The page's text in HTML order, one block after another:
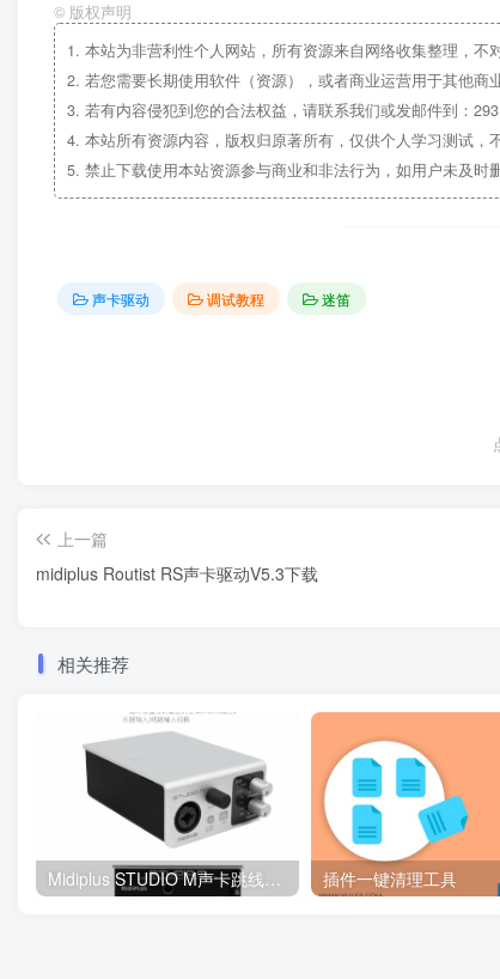
© 版权声明
1. 本站为非营利性个人网站，所有资源来自网络收集整理，不
2. 若您需要长期使用软件（资源），或者商业运营用于其他商
3. 若有内容侵犯到您的合法权益，请联系我们或发邮件到：
4. 本站所有资源内容，版权归原著所有，仅供个人学习测试，
5. 禁止下载使用本站资源参与商业和非法行为，如用户未及时
声卡驱动 调试教程 迷笛
上一篇
midiplus Routist RS声卡驱动V5.3下载
相关推荐
Midiplus STUDIO M声卡跳线搭载宿主机架（Studio One 机架设置教程） 插件一键清理工具